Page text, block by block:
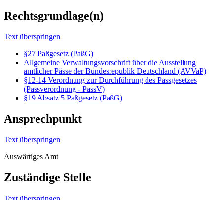
Rechtsgrundlage(n)
Text überspringen
§27 Paßgesetz (PaßG)
Allgemeine Verwaltungsvorschrift über die Ausstellung
amtlicher Pässe der Bundesrepublik Deutschland (AVVaP)
§12-14 Verordnung zur Durchführung des Passgesetzes
(Passverordnung - PassV)
§19 Absatz 5 Paßgesetz (PaßG)
Ansprechpunkt
Text überspringen
Auswärtiges Amt
Zuständige Stelle
Text überspringen